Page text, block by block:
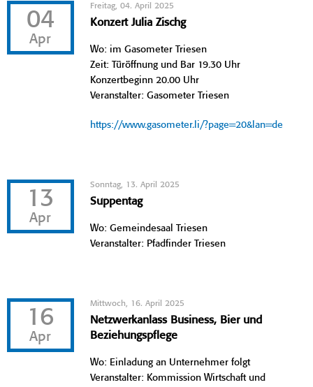
04
Apr
Freitag, 04. April 2025
Konzert Julia Zischg
Wo: im Gasometer Triesen
Zeit: Türöffnung und Bar 19.30 Uhr
Konzertbeginn 20.00 Uhr
Veranstalter: Gasometer Triesen
https://www.gasometer.li/?page=20&lan=de
13
Apr
Sonntag, 13. April 2025
Suppentag
Wo: Gemeindesaal Triesen
Veranstalter: Pfadfinder Triesen
16
Apr
Mittwoch, 16. April 2025
Netzwerkanlass Business, Bier und
Beziehungspflege
Wo: Einladung an Unternehmer folgt
Veranstalter: Kommission Wirtschaft und